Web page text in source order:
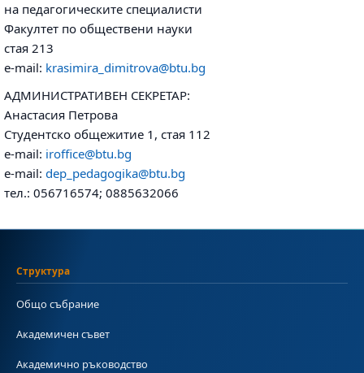
на педагогическите специалисти
Факултет по обществени науки
стая 213
e-mail: krasimira_dimitrova@btu.bg
АДМИНИСТРАТИВЕН СЕКРЕТАР:
Анастасия Петрова
Студентско общежитие 1, стая 112
e-mail: iroffice@btu.bg
e-mail: dep_pedagogika@btu.bg
тел.: 056716574; 0885632066
Структура
Общо събрание
Академичен съвет
Академично ръководство